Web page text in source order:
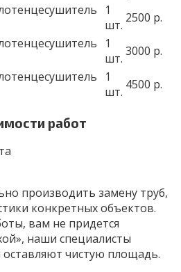
1
шт. 2500 р.
1
шт. 3000 р.
1
шт. 4500 р.
работ
производить замену труб,
конкретных объектов.
вам не придется
наши специалисты
чистую площадь.